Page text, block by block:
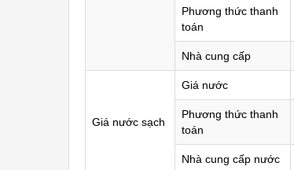
Phương thức thanh
toán
Nhà cung cấp
Giá nước sạch
Giá nước
Phương thức thanh
toán
Nhà cung cấp nước